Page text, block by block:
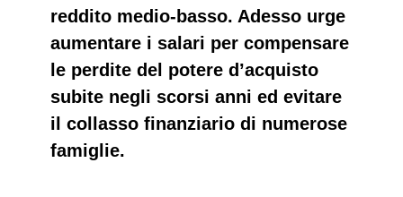
reddito medio-basso. Adesso urge
aumentare i salari per compensare
le perdite del potere d’acquisto
subite negli scorsi anni ed evitare
il collasso finanziario di numerose
famiglie.